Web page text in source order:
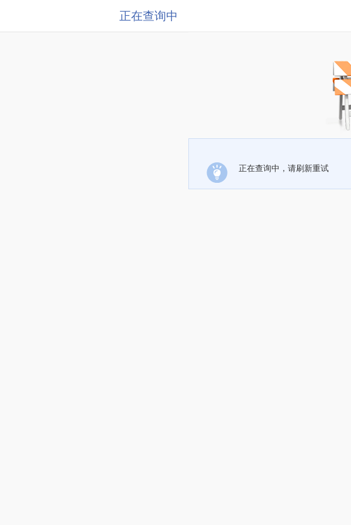
正在查询中
正在查询中，请刷新重试